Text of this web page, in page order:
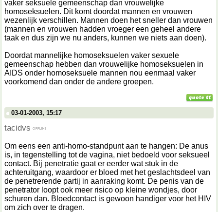
vaker seksuele gemeenschap dan vrouwelijke
homoseksuelen. Dit komt doordat mannen en vrouwen
wezenlijk verschillen. Mannen doen het sneller dan vrouwen
(mannen en vrouwen hadden vroeger een geheel andere
taak en dus zijn we nu anders, kunnen we niets aan doen).
Doordat mannelijke homoseksuelen vaker sexuele
gemeenschap hebben dan vrouwelijke homoseksuelen in
AIDS onder homoseksuele mannen nou eenmaal vaker
voorkomend dan onder de andere groepen.
03-01-2003, 15:17
tacidvs
Om eens een anti-homo-standpunt aan te hangen: De anus
is, in tegenstelling tot de vagina, niet bedoeld voor seksueel
contact. Bij penetratie gaat er eerder wat stuk in de
achteruitgang, waardoor er bloed met het geslachtsdeel van
de penetrerende partij in aanraking komt. De penis van de
penetrator loopt ook meer risico op kleine wondjes, door
schuren dan. Bloedcontact is gewoon handiger voor het HIV
om zich over te dragen.